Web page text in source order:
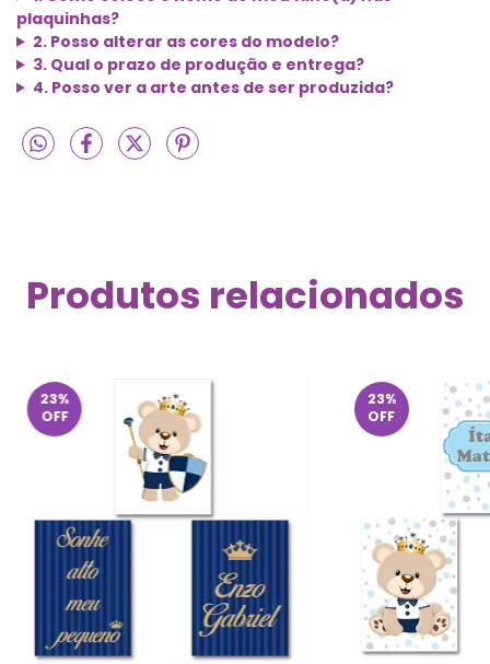
plaquinhas?
2. Posso alterar as cores do modelo?
3. Qual o prazo de produção e entrega?
4. Posso ver a arte antes de ser produzida?
Produtos relacionados
23%
OFF
23%
OFF